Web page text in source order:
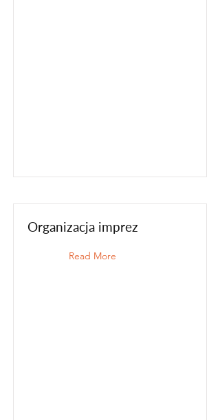
Organizacja imprez
Read More